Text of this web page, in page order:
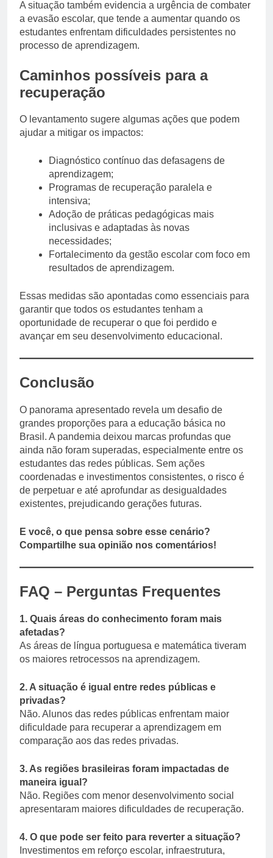
A situação também evidencia a urgência de combater
a evasão escolar, que tende a aumentar quando os
estudantes enfrentam dificuldades persistentes no
processo de aprendizagem.
Caminhos possíveis para a
recuperação
O levantamento sugere algumas ações que podem
ajudar a mitigar os impactos:
Diagnóstico contínuo das defasagens de
aprendizagem;
Programas de recuperação paralela e
intensiva;
Adoção de práticas pedagógicas mais
inclusivas e adaptadas às novas
necessidades;
Fortalecimento da gestão escolar com foco em
resultados de aprendizagem.
Essas medidas são apontadas como essenciais para
garantir que todos os estudantes tenham a
oportunidade de recuperar o que foi perdido e
avançar em seu desenvolvimento educacional.
Conclusão
O panorama apresentado revela um desafio de
grandes proporções para a educação básica no
Brasil. A pandemia deixou marcas profundas que
ainda não foram superadas, especialmente entre os
estudantes das redes públicas. Sem ações
coordenadas e investimentos consistentes, o risco é
de perpetuar e até aprofundar as desigualdades
existentes, prejudicando gerações futuras.
E você, o que pensa sobre esse cenário?
Compartilhe sua opinião nos comentários!
FAQ – Perguntas Frequentes
1. Quais áreas do conhecimento foram mais
afetadas?
As áreas de língua portuguesa e matemática tiveram
os maiores retrocessos na aprendizagem.
2. A situação é igual entre redes públicas e
privadas?
Não. Alunos das redes públicas enfrentam maior
dificuldade para recuperar a aprendizagem em
comparação aos das redes privadas.
3. As regiões brasileiras foram impactadas de
maneira igual?
Não. Regiões com menor desenvolvimento social
apresentaram maiores dificuldades de recuperação.
4. O que pode ser feito para reverter a situação?
Investimentos em reforço escolar, infraestrutura,